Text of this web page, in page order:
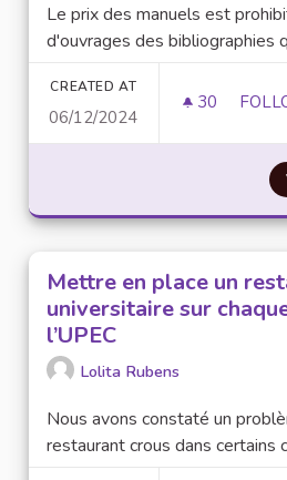
Le prix des manuels est
d'ouvrages des bibliographies
CREATED AT
06/12/2024
30 30
Mettre en place un
universitaire sur
l’UPEC
Lolita Rubens
Nous avons constaté un
restaurant crous dans certains